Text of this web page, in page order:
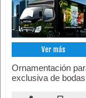
Ver más
Ornamentación
exclusiva de